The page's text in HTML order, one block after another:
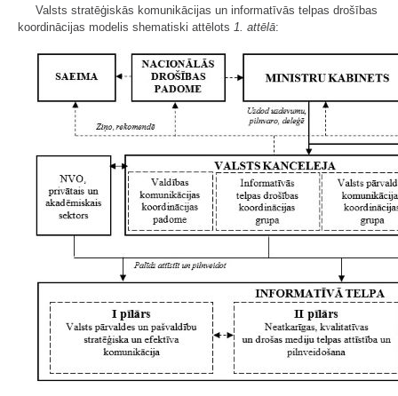
Valsts stratēģiskās komunikācijas un informatīvās telpas drošības
koordinācijas modelis shematiski attēlots 1. attēlā: